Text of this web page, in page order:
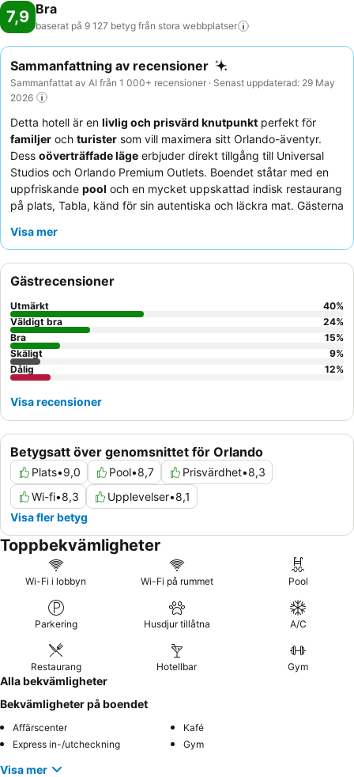
7,9 Bra
baserat på 9 127 betyg från stora webbplatser
Sammanfattning av recensioner
Sammanfattat av AI från 1 000+ recensioner · Senast uppdaterad: 29 May
2026
Detta hotell är en livlig och prisvärd knutpunkt perfekt för
familjer och turister som vill maximera sitt Orlando-äventyr.
Dess oöverträffade läge erbjuder direkt tillgång till Universal
Studios och Orlando Premium Outlets. Boendet ståtar med en
uppfriskande pool och en mycket uppskattad indisk restaurang
på plats, Tabla, känd för sin autentiska och läckra mat. Gästerna
personalen
ett rum som vetter bort från motorvägen.
Visa mer
Betygsatt över genomsnittet för Orlando
Plats•9,0 Pool•8,7 Prisvärdhet•8,3
Wi-fi•8,3 Upplevelser•8,1
Visa fler betyg
Gästrecensioner
Utmärkt 40%
Väldigt bra
24%
Bra
15%
Skäligt
9%
Dålig
12%
Visa recensioner
Toppbekvämligheter
Wi-Fi i lobbyn Wi-Fi på rummet Pool
Parkering Husdjur tillåtna A/C
Restaurang Hotellbar Gym
Alla bekvämligheter
Bekvämligheter på boendet
Affärscenter
Kafé
Express in-/utcheckning
Gym
Visa mer